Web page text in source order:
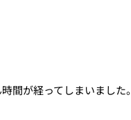
間が経ってしまいました。